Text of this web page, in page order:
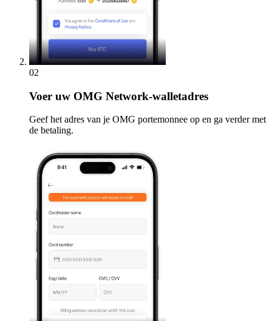
02
Voer uw OMG Network-walletadres
Geef het adres van je OMG portemonnee op en ga verder met
de betaling.